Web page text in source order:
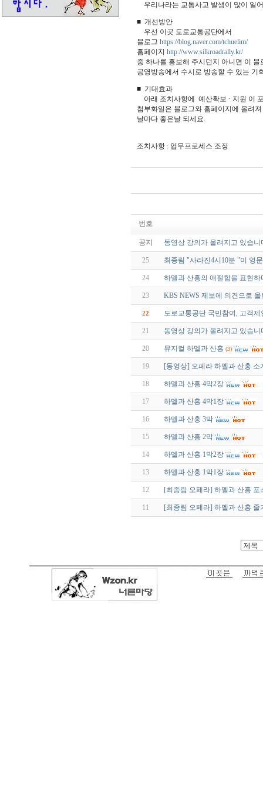
우리나라는 교통사고 발생이 많이 일
■ 개선방안
우선 이곳 도로교통공단에서
블로그 https://blog.naver.com/tchuelim/
홈페이지 http://www.silkroadrally.kr/
중 하나를 홍보해 주시던지 아니면 이
공영방송에서 수시로 방송할 수 있는 기
■ 기대효과
아래 조치사항에 예산확보 · 지원 이
첨부화일은 블로그와 홈페이지에 올려
날마다 좋은날 되세요.
조치사항 : 업무프로세스 조정
번호
공지 동영상 강의가 올려지고 있습니
25 최종림 "사라진4시10분 "이 영
24 하멜과 산홍의 애절함을 표현하
23 KBS NEWS 제보에 의견으로
22 도로교통공단 국민참여, 고객제
21 동영상 강의가 올려지고 있습니
20 뮤지컬 하멜과 산홍 (3)
19 [동영상] 오페라 하멜과 산홍 소
18 하멜과 산홍 4막2장
17 하멜과 산홍 4막1장
16 하멜과 산홍 3막
15 하멜과 산홍 2막
14 하멜과 산홍 1막2장
13 하멜과 산홍 1막1장
12 [최종림 오페라] 하멜과 산홍 포
11 [최종림 오페라] 하멜과 산홍 줄